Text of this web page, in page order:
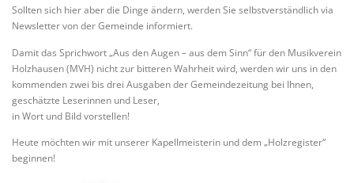
Sollten sich hier aber die Dinge ändern, werden Sie selbstverständlich via
Newsletter von der Gemeinde informiert.
Damit das Sprichwort „Aus den Augen – aus dem Sinn“ für den Musikverein
Holzhausen (MVH) nicht zur bitteren Wahrheit wird, werden wir uns in den
kommenden zwei bis drei Ausgaben der Gemeindezeitung bei Ihnen,
geschätzte Leserinnen und Leser,
in Wort und Bild vorstellen!
Heute möchten wir mit unserer Kapellmeisterin und dem „Holzregister“
beginnen!